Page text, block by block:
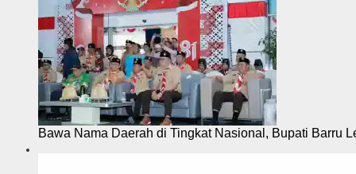
Bawa Nama Daerah di Tingkat Nasional, Bupati Barru